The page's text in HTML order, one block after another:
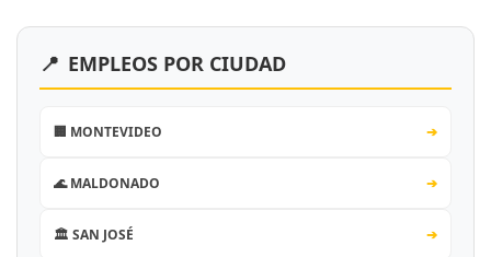
📍 EMPLEOS POR CIUDAD
🏢 MONTEVIDEO ➔
🌊 MALDONADO ➔
🏛️ SAN JOSÉ ➔